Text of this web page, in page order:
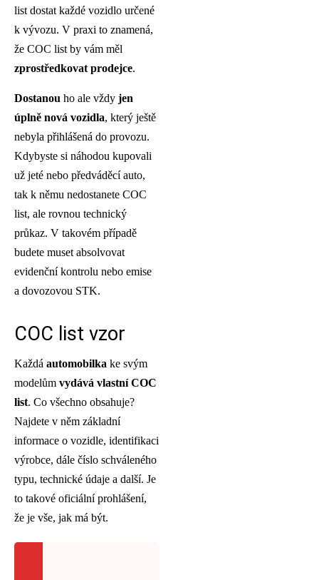
list dostat každé vozidlo určené
k vývozu. V praxi to znamená,
že COC list by vám měl
zprostředkovat prodejce.
Dostanou ho ale vždy jen
úplně nová vozidla, který ještě
nebyla přihlášená do provozu.
Kdybyste si náhodou kupovali
už jeté nebo předváděcí auto,
tak k němu nedostanete COC
list, ale rovnou technický
průkaz. V takovém případě
budete muset absolvovat
evidenční kontrolu nebo emise
a dovozovou STK.
COC list vzor
Každá automobilka ke svým
modelům vydává vlastní COC
list. Co všechno obsahuje?
Najdete v něm základní
informace o vozidle, identifikaci
výrobce, dále číslo schváleného
typu, technické údaje a další. Je
to takové oficiální prohlášení,
že je vše, jak má být.